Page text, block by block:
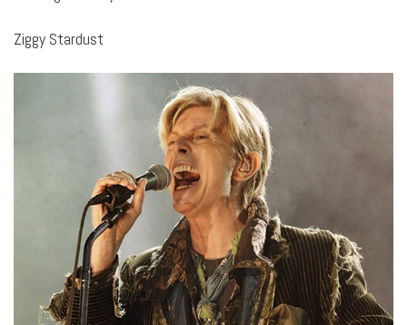
Ziggy Stardust